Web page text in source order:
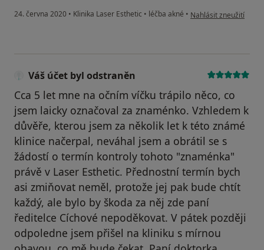
24. června 2020 • Klinika Laser Esthetic • léčba akné • podle názoru
Nahlásit zneužití
Váš účet byl odstraněn
Cca 5 let mne na očním víčku trápilo něco, co
jsem laicky označoval za znaménko. Vzhledem k
důvěře, kterou jsem za několik let k této známé
klinice načerpal, neváhal jsem a obrátil se s
žádostí o termín kontroly tohoto "znaménka"
právě v Laser Esthetic. Přednostní termín bych
asi zmiňovat neměl, protože jej pak bude chtít
každý, ale bylo by škoda za něj zde paní
ředitelce Cíchové nepoděkovat. V pátek později
odpoledne jsem přišel na kliniku s mírnou